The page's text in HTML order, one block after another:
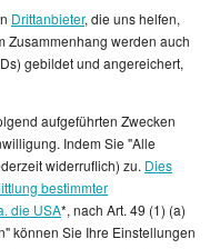
beruhen auf
können nicht
werden.
Drittanbieter, die uns helfen,
Zusammenhang werden auch
gebildet und angereichert,
aufgeführten Zwecken
Indem Sie "Alle
widerruflich) zu. Dies
bestimmter
die USA*, nach Art. 49 (1) (a)
können Sie Ihre Einstellungen